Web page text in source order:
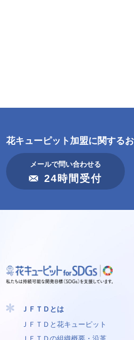
花キューピット加盟に関する
メールで問い合わせる
24時間受付
ＪＦＴＤとは
ＪＦＴＤと花キューピット